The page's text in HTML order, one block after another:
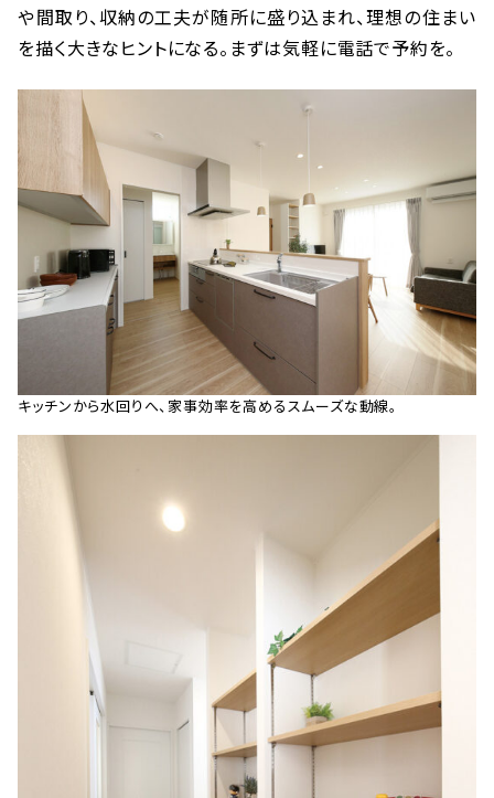
や間取り、収納の工夫が随所に盛り込まれ、理想の住まい
を描く大きなヒントになる。まずは気軽に電話で予約を。
キッチンから水回りへ、家事効率を高めるスムーズな動線。